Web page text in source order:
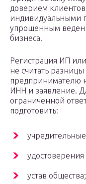
доверием
индивидуальными
упрощенным
бизнеса.
Регистрация ИП
не считать
предпринимателю
ИНН и заявление.
ограниченной
подготовить:
устав общества;